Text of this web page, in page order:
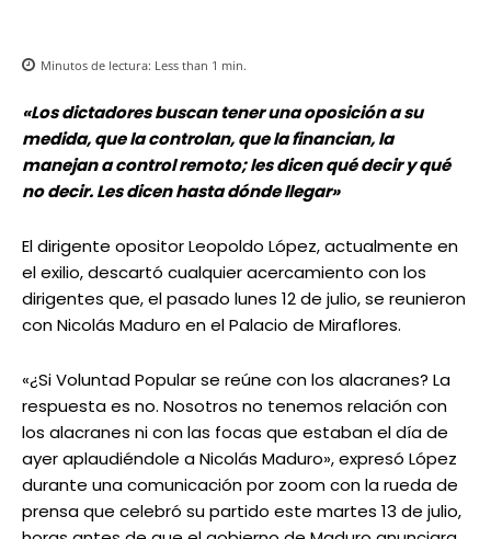
Minutos de lectura: Less than 1 min.
«Los dictadores buscan tener una oposición a su
medida, que la controlan, que la financian, la
manejan a control remoto; les dicen qué decir y qué
no decir. Les dicen hasta dónde llegar»
El dirigente opositor Leopoldo López, actualmente en
el exilio, descartó cualquier acercamiento con los
dirigentes que, el pasado lunes 12 de julio, se reunieron
con Nicolás Maduro en el Palacio de Miraflores.
«¿Si Voluntad Popular se reúne con los alacranes? La
respuesta es no. Nosotros no tenemos relación con
los alacranes ni con las focas que estaban el día de
ayer aplaudiéndole a Nicolás Maduro», expresó López
durante una comunicación por zoom con la rueda de
prensa que celebró su partido este martes 13 de julio,